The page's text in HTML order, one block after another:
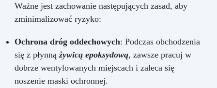
Ważne jest zachowanie następujących zasad, aby
zminimalizować ryzyko:
Ochrona dróg oddechowych: Podczas obchodzenia
się z płynną żywicą epoksydową, zawsze pracuj w
dobrze wentylowanych miejscach i zaleca się
noszenie maski ochronnej.